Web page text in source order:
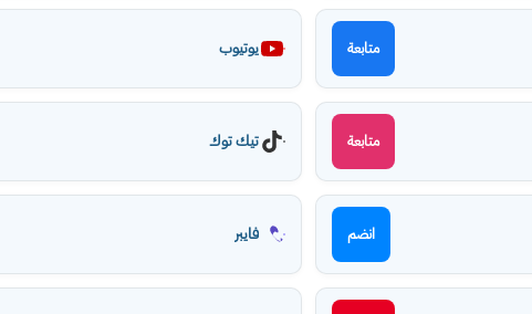
متابعة يوتيوب
متابعة تيك توك
انضم فايبر